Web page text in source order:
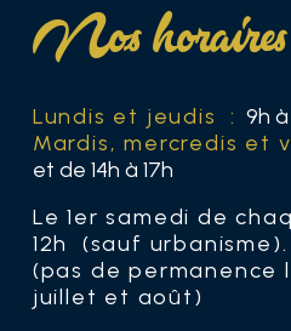
Nos horaires
Lundis et jeudis : 9h à
Mardis, mercredis et
et de 14h à 17h
Le 1er samedi de
12h (sauf urbanisme).
(pas de permanence
juillet et août)